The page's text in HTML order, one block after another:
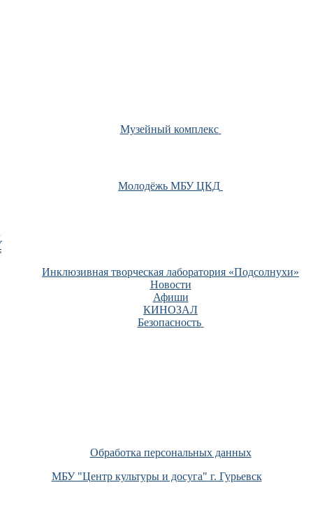
Музейный комплекс
Молодёжь МБУ ЦКД
Инклюзивная творческая лаборатория «Подсолнухи»
Новости
Афиши
КИНОЗАЛ
Безопасность
Обработка персональных данных
МБУ "Центр культуры и досуга" г. Гурьевск